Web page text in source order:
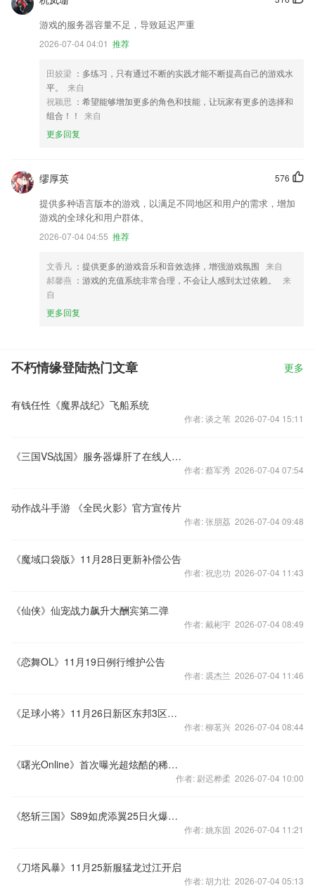
游戏的服务器容量不足，导致延迟严重
2026-07-04 04:01 推荐
田姣梁 ：多练习，只有通过不断的实践才能不断提高自己的游戏水
平。
来自
祝颖思 ：希望能够增加更多的角色和技能，让玩家有更多的选择和
组合！！
来自
更多回复
576
缪厚英
提供多种语言版本的游戏，以满足不同地区和用户的需求，增加
游戏的全球化和用户群体。
2026-07-04 04:55 推荐
文香凡 ：提供更多的游戏音乐和音效选择，增强游戏氛围 来自
郝馨燕 ：游戏的充值系统非常合理，不会让人感到太过依赖。
来
自
更多回复
不朽情缘登陆热门文章 更多
有钱任性《魔界战纪》飞船系统
作者: 谈之苇 2026-07-04 15:11
《三国VS战国》服务器爆肝了在线人数不断飙升
作者: 蔡军秀 2026-07-04 07:54
动作战斗手游 《全民火影》官方宣传片
作者: 张朋荔 2026-07-04 09:48
《魔域口袋版》11月28日更新补偿公告
作者: 祝忠功 2026-07-04 11:43
《仙侠》仙宠战力飙升大酬宾第二弹
作者: 戴彬宇 2026-07-04 08:49
《恋舞OL》11月19日例行维护公告
作者: 裘杰兰 2026-07-04 11:46
《足球小将》11月26日新区东邦3区火热开启
作者: 柳茗兴 2026-07-04 08:44
《曙光Online》首次曝光超炫酷的稀有坐骑
作者: 尉迟桦柔 2026-07-04 10:00
《怒斩三国》S89如虎添翼25日火爆开启
作者: 姚东固 2026-07-04 11:21
《刀塔风暴》11月25新服猛龙过江开启
作者: 胡力壮 2026-07-04 05:13